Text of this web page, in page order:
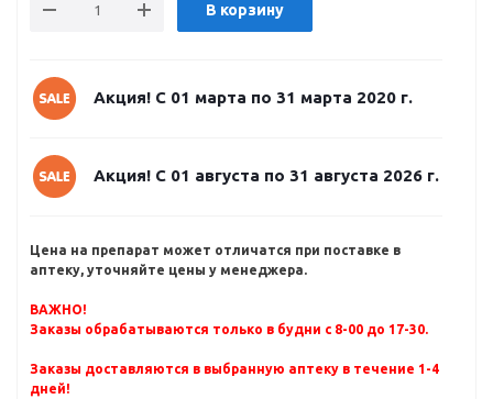
В корзину
Акция! С 01 марта по 31 марта 2020 г.
Акция! С 01 августа по 31 августа 2026 г.
Цена на препарат может отличатся при поставке в
аптеку, уточняйте цены у менеджера.
ВАЖНО!
Заказы обрабатываются только в будни с 8-00 до 17-30.
Заказы доставляются в выбранную аптеку в течение 1-4
дней!